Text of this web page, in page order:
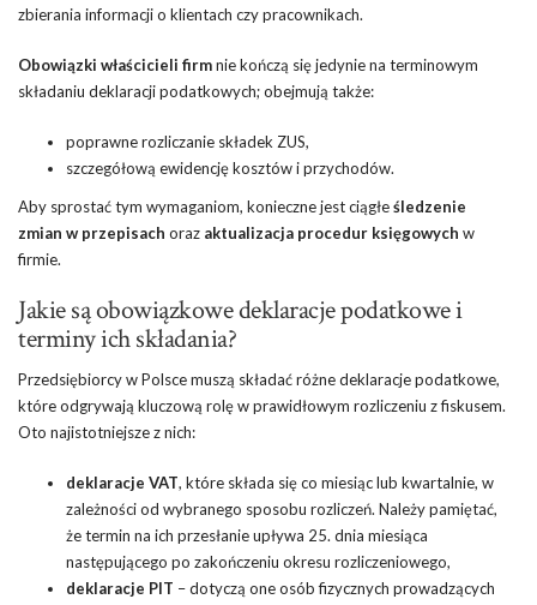
zbierania informacji o klientach czy pracownikach.
Obowiązki właścicieli firmnie kończą się jedynie na terminowym
składaniu deklaracji podatkowych; obejmują także:
poprawne rozliczanie składek ZUS,
szczegółową ewidencję kosztów i przychodów.
Aby sprostać tym wymaganiom, konieczne jest ciągłeśledzenie
zmian w przepisach oraz aktualizacja procedur księgowych w
firmie.
Jakie są obowiązkowe deklaracje podatkowe i
terminy ich składania?
Przedsiębiorcy w Polsce muszą składać różne deklaracje podatkowe,
które odgrywają kluczową rolę w prawidłowym rozliczeniu z fiskusem.
Oto najistotniejsze z nich:
deklaracje VAT, które składa się co miesiąc lub kwartalnie, w
zależności od wybranego sposobu rozliczeń. Należy pamiętać,
że termin na ich przesłanie upływa 25. dnia miesiąca
następującego po zakończeniu okresu rozliczeniowego,
deklaracje PIT – dotyczą one osób fizycznych prowadzących